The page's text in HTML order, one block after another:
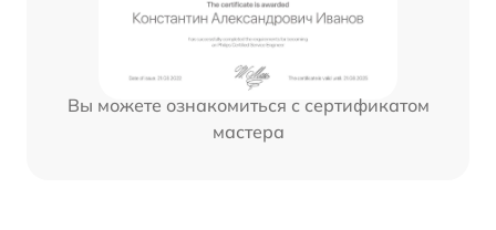
Вы можете ознакомиться с сертификатом
мастера